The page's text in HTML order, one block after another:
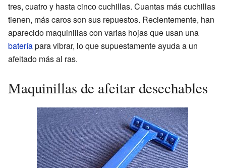
tres, cuatro y hasta cinco cuchillas. Cuantas más cuchillas
tienen, más caros son sus repuestos. Recientemente, han
aparecido maquinillas con varias hojas que usan una
bateríapara vibrar, lo que supuestamente ayuda a un
afeitado más al ras.
Maquinillas de afeitar desechables